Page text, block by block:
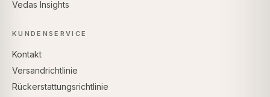
Vedas Insights
KUNDENSERVICE
Kontakt
Versandrichtlinie
Rückerstattungsrichtlinie